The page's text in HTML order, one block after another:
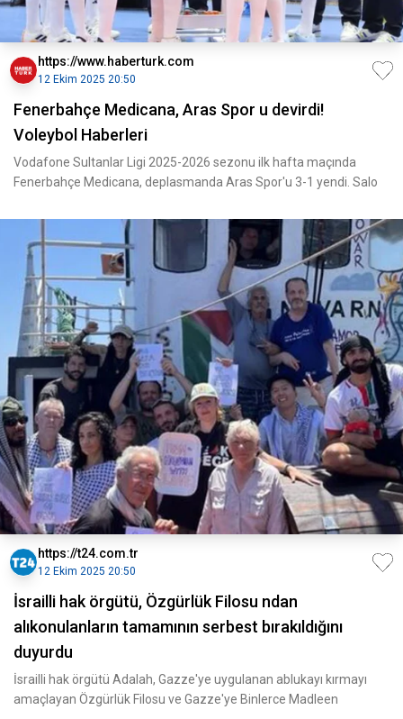
https://www.haberturk.com
12 Ekim 2025 20:50
Fenerbahçe Medicana, Aras Spor u devirdi!
Voleybol Haberleri
Vodafone Sultanlar Ligi 2025-2026 sezonu ilk hafta maçında
Fenerbahçe Medicana, deplasmanda Aras Spor'u 3-1 yendi. Salo
https://t24.com.tr
12 Ekim 2025 20:50
İsrailli hak örgütü, Özgürlük Filosu ndan
alıkonulanların tamamının serbest bırakıldığını
duyurdu
İsrailli hak örgütü Adalah, Gazze'ye uygulanan ablukayı kırmayı
amaçlayan Özgürlük Filosu ve Gazze'ye Binlerce Madleen